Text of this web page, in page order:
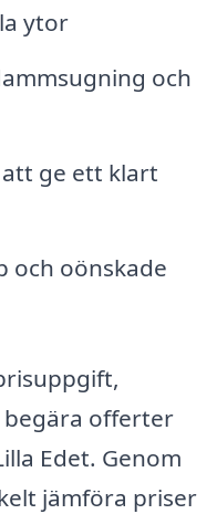
ytor
och
ge ett klart
och oönskade
offerter
Edet. Genom
jämföra priser